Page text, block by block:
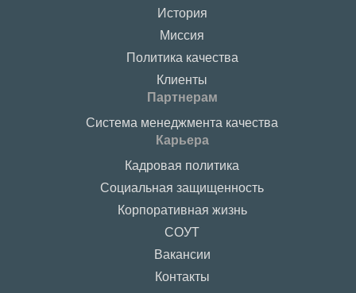
История
Миссия
Политика качества
Клиенты
Партнерам
Система менеджмента качества
Карьера
Кадровая политика
Социальная защищенность
Корпоративная жизнь
СОУТ
Вакансии
Контакты